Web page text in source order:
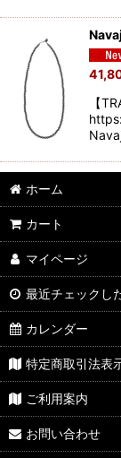
【
ホーム
カート
マイページ
最近チェックし
カレンダー
特定商取引法表
ご利用案内
お問い合わせ